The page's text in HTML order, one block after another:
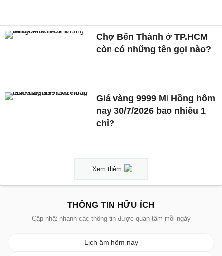
Chợ Bến Thành ở TP.HCM
còn có những tên gọi nào?
Giá vàng 9999 Mi Hồng hôm
nay 30/7/2026 bao nhiêu 1
chỉ?
Xem thêm
THÔNG TIN HỮU ÍCH
Cập nhật nhanh các thông tin được quan tâm mỗi ngày
Lịch âm hôm nay